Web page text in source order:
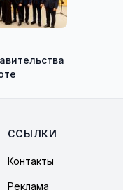
ССЫЛКИ
Контакты
Реклама